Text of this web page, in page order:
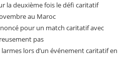
la deuxième fois le défi caritatif
au Maroc
pour un match caritatif avec
pas
lors d’un événement caritatif en